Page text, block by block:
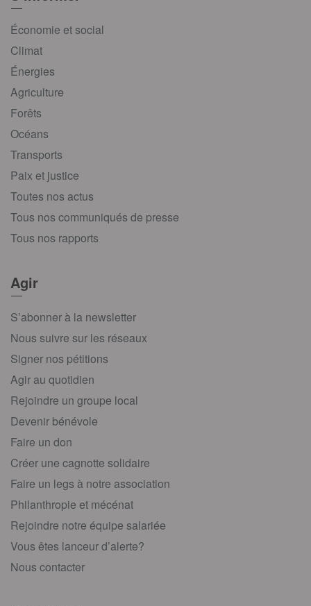
Économie et social
Climat
Énergies
Agriculture
Forêts
Océans
Transports
Paix et justice
Toutes nos actus
Tous nos communiqués de presse
Tous nos rapports
Agir
S’abonner à la newsletter
Nous suivre sur les réseaux
Signer nos pétitions
Agir au quotidien
Rejoindre un groupe local
Devenir bénévole
Faire un don
Créer une cagnotte solidaire
Faire un legs à notre association
Philanthropie et mécénat
Rejoindre notre équipe salariée
Vous êtes lanceur d’alerte?
Nous contacter